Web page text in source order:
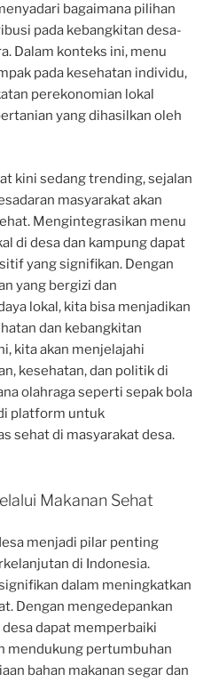
bagaimana pilihan
pada kebangkitan desa-
Dalam konteks ini, menu
pada kesehatan individu,
perekonomian lokal
yang dihasilkan oleh
kini sedang trending, sejalan
masyarakat akan
Mengintegrasikan menu
di desa dan kampung dapat
yang signifikan. Dengan
yang bergizi dan
lokal, kita bisa menjadikan
dan kebangkitan
kita akan menjelajahi
kesehatan, dan politik di
olahraga seperti sepak bola
platform untuk
sehat di masyarakat desa.
Makanan Sehat
menjadi pilar penting
di Indonesia.
dalam meningkatkan
Dengan mengedepankan
dapat memperbaiki
mendukung pertumbuhan
bahan makanan segar dan